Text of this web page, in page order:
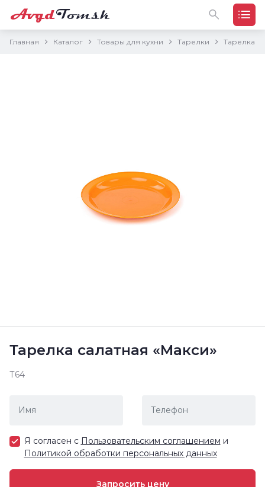
Главная Каталог Товары для кухни Тарелки Тарелка
Тарелка салатная «Макси»
Т64
Я согласен с Пользовательским соглашением и
Политикой обработки персональных данных